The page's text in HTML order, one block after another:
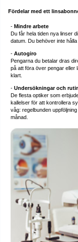
Fördelar med ett
- Mindre arbete
Du får hela tiden nya linser
datum. Du behöver inte
- Autogiro
Pengarna du betalar dras
på att föra över pengar eller
klart.
- Undersökningar och
De flesta optiker som
kallelser för att kontrollera
våg: regelbunden
månad.